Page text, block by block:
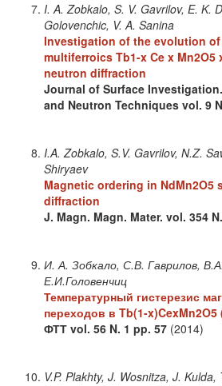
I. A. Zobkalo, S. V. Gavrilov, E. K.
Golovenchic, V. A. Sanina
Investigation of the evolution
multiferroics Tb1-x Ce x Mn2O5
neutron diffraction
Journal of Surface
and Neutron Techniques vol. 9
I.A. Zobkalo, S.V. Gavrilov, N.Z.
Shiryaev
Magnetic ordering in NdMn2O5
diffraction
J. Magn. Magn. Mater. vol. 354
И. А. Зобкало, С.В. Гаврилов,
Е.И.Головенчиц
Температурный гистерезис
переходов в Tb(1-x)CexMn2O5
ФТТ vol. 56 N. 1 pp. 57 (2014)
V.P. Plakhty, J. Wosnitza, J. Kulda,